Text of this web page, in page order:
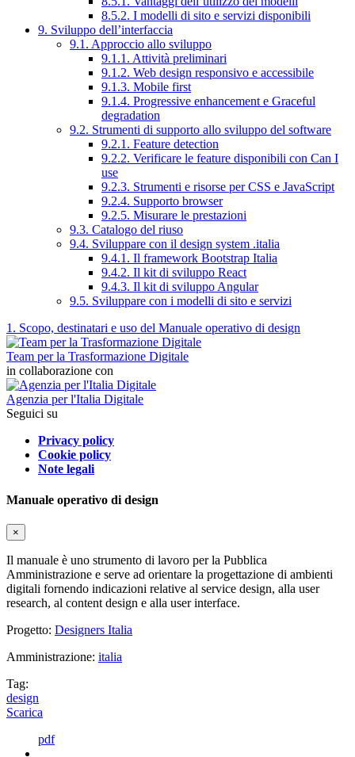
8.5.2. I modelli di sito e servizi disponibili
9. Sviluppo dell’interfaccia
9.1. Approccio allo sviluppo
9.1.1. Attività preliminari
9.1.2. Web design responsivo e accessibile
9.1.3. Mobile first
9.1.4. Progressive enhancement e Graceful
degradation
9.2. Strumenti di supporto allo sviluppo del software
9.2.1. Feature detection
9.2.2. Verificare le feature disponibili con Can I
use
9.2.3. Strumenti e risorse per CSS e JavaScript
9.2.4. Supporto browser
9.2.5. Misurare le prestazioni
9.3. Catalogo del riuso
9.4. Sviluppare con il design system .italia
9.4.1. Il framework Bootstrap Italia
9.4.2. Il kit di sviluppo React
9.4.3. Il kit di sviluppo Angular
9.5. Sviluppare con i modelli di sito e servizi
1. Scopo, destinatari e uso del Manuale operativo di design
Team per la Trasformazione Digitale
in collaborazione con
Agenzia per l'Italia Digitale
Seguici su
Privacy policy
Cookie policy
Note legali
Manuale operativo di design
×
Il manuale è uno strumento di lavoro per la Pubblica
Amministrazione e serve ad orientare la progettazione di ambienti
digitali fornendo indicazioni relative al service design, alla user
research, al content design e alla user interface.
Progetto: Designers Italia
Amministrazione: italia
Tag:
design
Scarica
pdf